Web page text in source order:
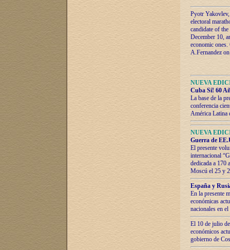
Pyotr
electoral
candidate of
December 10,
economic
A.Fernandez
NUEVA
Cuba Sí! 60
La base de la
conferencia
América Latina
NUEVA
Guerra de
El presente
internacional
dedicada a 170
Moscú el 25 y
España y
En la presente
económicas
nacionales en
El 10 de julio
económicos
gobierno de